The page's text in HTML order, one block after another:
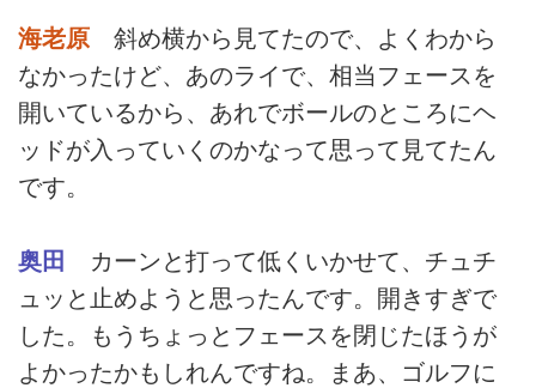
海老原 斜め横から見てたので、よくわから
なかったけど、あのライで、相当フェースを
開いているから、あれでボールのところにヘ
ッドが入っていくのかなって思って見てたん
です。
奥田
カーンと打って低くいかせて、チュチ
ュッと止めようと思ったんです。開きすぎで
した。もうちょっとフェースを閉じたほうが
よかったかもしれんですね。まあ、ゴルフに